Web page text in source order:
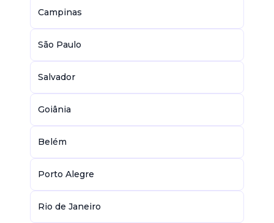
Campinas
São Paulo
Salvador
Goiânia
Belém
Porto Alegre
Rio de Janeiro